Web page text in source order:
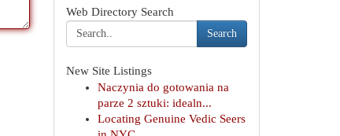
Web Directory Search
Search
New Site Listings
Naczynia do gotowania na
parze 2 sztuki: idealn...
Locating Genuine Vedic Seers